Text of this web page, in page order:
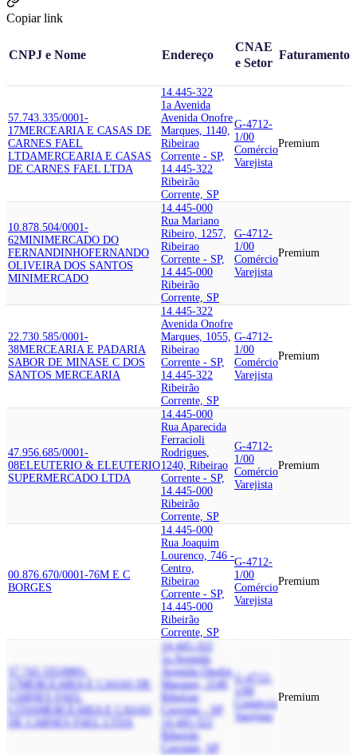
Copiar link
CNPJ e Nome Endereço
CNAE
e Setor
Faturamento
57.743.335/0001-
17MERCEARIA E CASAS DE
CARNES FAEL
LTDAMERCEARIA E CASAS
DE CARNES FAEL LTDA
14.445-322
1a Avenida
Avenida Onofre
Marques, 1140,
Ribeirao
Corrente - SP,
14.445-322
Ribeirão
Corrente, SP
G-4712-
1/00
Comércio
Varejista
Premium
10.878.504/0001-
62MINIMERCADO DO
FERNANDINHOFERNANDO
OLIVEIRA DOS SANTOS
MINIMERCADO
14.445-000
Rua Mariano
Ribeiro, 1257,
Ribeirao
Corrente - SP,
14.445-000
Ribeirão
Corrente, SP
G-4712-
1/00
Comércio
Varejista
Premium
22.730.585/0001-
38MERCEARIA E PADARIA
SABOR DE MINASE C DOS
SANTOS MERCEARIA
14.445-322
Avenida Onofre
Marques, 1055,
Ribeirao
Corrente - SP,
14.445-322
Ribeirão
Corrente, SP
G-4712-
1/00
Comércio
Varejista
Premium
47.956.685/0001-
08ELEUTERIO & ELEUTERIO
SUPERMERCADO LTDA
14.445-000
Rua Aparecida
Ferracioli
Rodrigues,
1240, Ribeirao
Corrente - SP,
14.445-000
Ribeirão
Corrente, SP
G-4712-
1/00
Comércio
Varejista
Premium
00.876.670/0001-76M E C
BORGES
14.445-000
Rua Joaquim
Lourenco, 746 -
Centro,
Ribeirao
Corrente - SP,
14.445-000
Ribeirão
Corrente, SP
G-4712-
1/00
Comércio
Varejista
Premium
57.743.335/0001-
MERCEARIA E CASAS DE
CARNES FAEL
LTDAMERCEARIA E CASAS
DE CARNES FAEL LTDA
14.445-322
1a Avenida
Avenida Onofre
Marques, 1140,
Ribeirao
Corrente - SP,
14.445-322
Ribeirão
Corrente, SP
G-4712-
1/00
Comércio
Varejista
Premium